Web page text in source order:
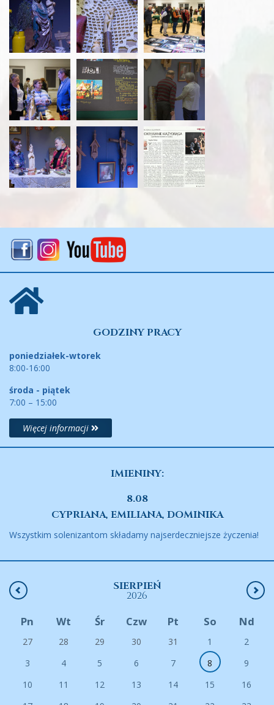
GODZINY PRACY
poniedziałek-wtorek
8:00-16:00
środa - piątek
7:00 – 15:00
Więcej informacji
IMIENINY:
8.08
CYPRIANA, EMILIANA, DOMINIKA
Wszystkim solenizantom składamy najserdeczniejsze życzenia!
SIERPIEŃ
2026
Pn Wt Śr Czw Pt So Nd
27 28 29 30 31 1
2
3
4 5 6 7 8
9
10
11 12 13 14 15
16